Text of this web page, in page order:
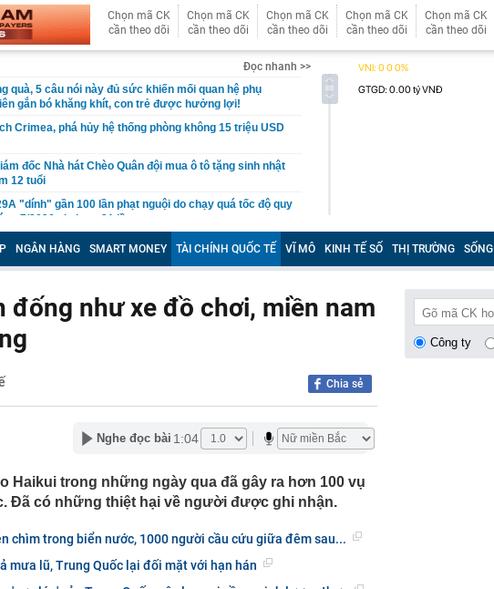
Chọn mã CK
cần theo dõi
Chọn mã CK
cần theo dõi
Chọn mã CK
cần theo dõi
Chọn mã CK
cần theo dõi
Chọn mã CK
cần theo dõi
Đọc nhanh >>
quà, 5 câu nói này đủ sức khiến mối quan hệ phụ
gắn bó khăng khít, con trẻ được hưởng lợi!
Crimea, phá hủy hệ thống phòng không 15 triệu USD
đốc Nhà hát Chèo Quân đội mua ô tô tặng sinh nhật
12 tuổi
"dính" gần 100 lần phạt nguội do chạy quá tốc độ quy
7/2026 vi phạm 21 lần
bực bội vì lộ tin về kho đạn dược Mỹ
Không khí tập thể dục sáng ở Việt Nam 'có tính gây
đợt nắng nóng mới, chấm dứt mưa dông
nữ ăn đều sẽ tốt cho dạ dày và sống thọ
hô tên là cả nước mong có bàn thắng
kg vàng trị giá gần 311 tỷ đồng ngay trên một chiếc
bất ngờ lớn: Nhược điểm chính sẽ sớm trở thành dĩ
nổi tiếng sau một đêm
định giá đất, bất động sản có hạ nhiệt?
bố sẽ xây 10.000 trạm đổi pin ô tô điện vào năm
triệu xe mỗi ngày chỉ với 3 phút
bỗng gây sốt MXH vì nữ sinh được lên trang bìa quá
cô gái này giờ đã là Tiến sĩ, giảng viên ĐH!
NGÂN HÀNG SMART MONEY TÀI CHÍNH QUỐC TẾ VĨ MÔ KINH TẾ SỐ THỊ TRƯỜNG SỐNG
đống như xe đồ chơi, miền nam
Chia sẻ
Nghe đọc bài 1:04
Haikui trong những ngày qua đã gây ra hơn 100 vụ
Đã có những thiệt hại về người được ghi nhận.
chìm trong biển nước, 1000 người cầu cứu giữa đêm sau...
mưa lũ, Trung Quốc lại đối mặt với hạn hán
Công ty